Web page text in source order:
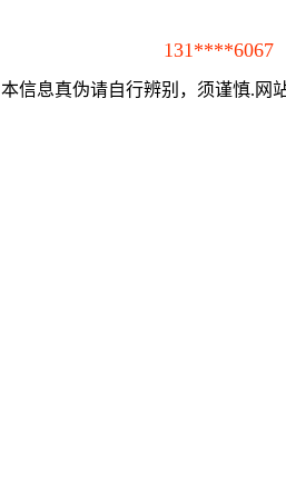
131****6067
本信息真伪请自行辨别，须谨慎.网